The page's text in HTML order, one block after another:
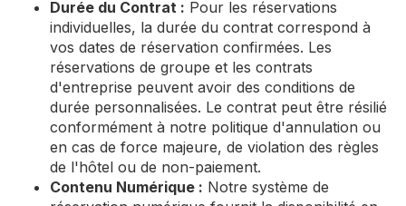
Durée du Contrat : Pour les réservations
individuelles, la durée du contrat correspond à
vos dates de réservation confirmées. Les
réservations de groupe et les contrats
d'entreprise peuvent avoir des conditions de
durée personnalisées. Le contrat peut être résilié
conformément à notre politique d'annulation ou
en cas de force majeure, de violation des règles
de l'hôtel ou de non-paiement.
Contenu Numérique : Notre système de